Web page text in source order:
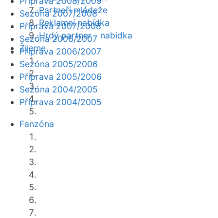
Partneři mládeže
Reklamní nabídka
Hrdý partner - nabídka
Žijeme
Fanzóna
Sezóna 2007/2008
Příprava 2007/2008
Sezóna 2006/2007
Příprava 2006/2007
Sezóna 2005/2006
Příprava 2005/2006
Sezóna 2004/2005
Příprava 2004/2005